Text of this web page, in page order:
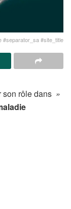
#separator_sa #site_title
son rôle dans »